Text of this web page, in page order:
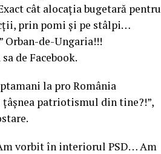
cât alocația bugetară pentru
prin pomi și pe stâlpi…
Orban-de-Ungaria!!!
de Facebook.
la pro România
țâșnea patriotismul din tine?!”,
vorbit în interiorul PSD… Am